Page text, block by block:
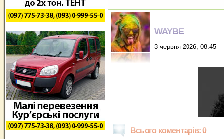
WAYBE
3 червня 2026, 08:45
Всього коментарів: 0